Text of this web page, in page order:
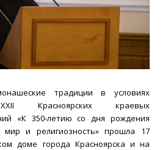
традиции в условиях
Красноярских краевых
«К 350-летию со дня рождения
и религиозность» прошла 17
доме города Красноярска и на